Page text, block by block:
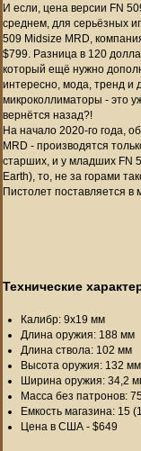
И если, цена версии FN
среднем, для серьёзных
509 Midsize MRD,
$799. Разница в 120
который ещё нужно
интересно, мода, тренд
микроколлиматоры - это
вернётся назад?!
На начало 2020-го года,
MRD - производятся
старших, и у младших FN
Earth), то, не за горами
Пистолет поставляется в
Технические
Калибр: 9x19 мм
Длина оружия: 188 мм
Длина ствола: 102 мм
Высота оружия: 132 мм
Ширина оружия: 34,2
Масса без патронов:
Емкость магазина: 15
Цена в США - $649